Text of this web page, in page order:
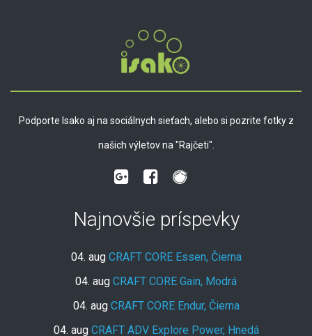
Podporte Isako aj na sociálnych sieťach, alebo si pozrite fotky z
našich výletov na "Rajčeti".
Najnovšie príspevky
04. aug CRAFT CORE Essen, Čierna
04. aug CRAFT CORE Gain, Modrá
04. aug CRAFT CORE Endur, Čierna
04. aug CRAFT ADV Explore Power, Hnedá